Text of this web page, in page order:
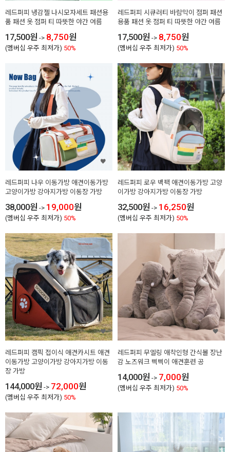
레드퍼피 냉감젤 나시모자세트 패션용
품 패션 옷 점퍼 티 따뜻한 야간 여름
17,500원 -> 8,750원
(멤버십 우주 최저가) 50%
레드퍼피 시큐러티 바람막이 점퍼 패션
용품 패션 옷 점퍼 티 따뜻한 야간 여름
17,500원 -> 8,750원
(멤버십 우주 최저가) 50%
레드퍼피 나우 이동가방 애견이동가방
고양이가방 강아지가방 이동장 가방
38,000원 -> 19,000원
(멤버십 우주 최저가) 50%
레드퍼피 로우 백팩 애견이동가방 고양
이가방 강아지가방 이동장 가방
32,500원 -> 16,250원
(멤버십 우주 최저가) 50%
레드퍼피 캠픽 접이식 애견카시트 애견
이동가방 고양이가방 강아지가방 이동
장 가방
144,000원 -> 72,000원
(멤버십 우주 최저가) 50%
레드퍼피 무엘링 애착인형 간식볼 장난
감 노즈워크 삑삑이 애견훈련 공
14,000원 -> 7,000원
(멤버십 우주 최저가) 50%